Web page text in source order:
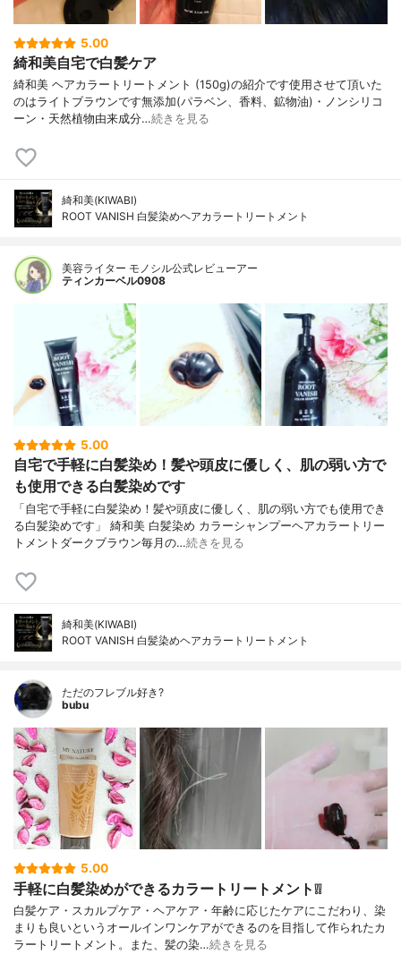
5.00
綺和美自宅で白髪ケア
綺和美 ヘアカラートリートメント (150g)の紹介です使用させて頂いた
のはライトブラウンです無添加(パラベン、香料、鉱物油)・ノンシリコ
ーン・天然植物由来成分…続きを見る
綺和美(KIWABI)
ROOT VANISH 白髪染めヘアカラートリートメント
美容ライター モノシル公式レビューアー
ティンカーベル0908
5.00
自宅で手軽に白髪染め！髪や頭皮に優しく、肌の弱い方で
も使用できる白髪染めです
「自宅で手軽に白髪染め！髪や頭皮に優しく、肌の弱い方でも使用でき
る白髪染めです」 綺和美 白髪染め カラーシャンプーヘアカラートリー
トメントダークブラウン毎月の…続きを見る
綺和美(KIWABI)
ROOT VANISH 白髪染めヘアカラートリートメント
ただのフレブル好き?
bubu
5.00
手軽に白髪染めができるカラートリートメント❕❕
白髪ケア・スカルプケア・ヘアケア・年齢に応じたケアにこだわり、染
まりも良いというオールインワンケアができるのを目指して作られたカ
ラートリートメント。また、髪の染…続きを見る